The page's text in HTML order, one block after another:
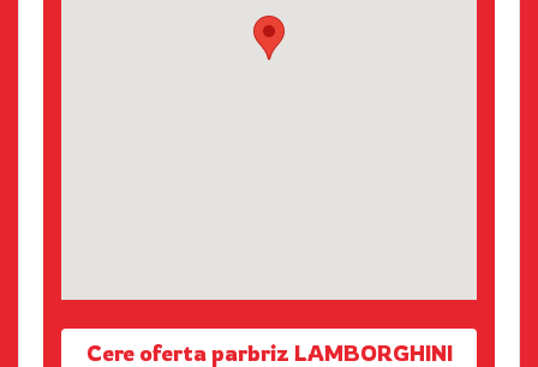
Cere oferta parbriz LAMBORGHINI